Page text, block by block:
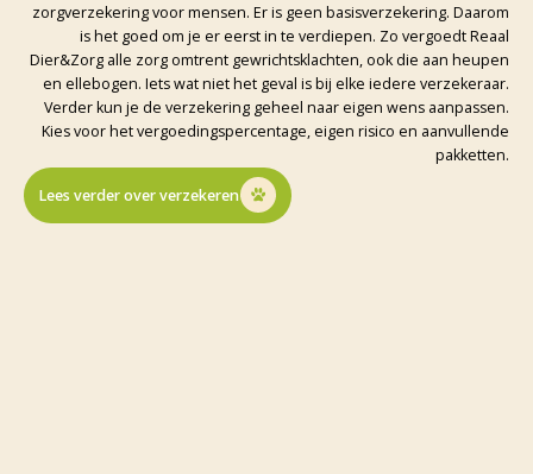
zorgverzekering voor mensen. Er is geen basisverzekering. Daarom
is het goed om je er eerst in te verdiepen. Zo vergoedt Reaal
Dier&Zorg alle zorg omtrent gewrichtsklachten, ook die aan heupen
en ellebogen. Iets wat niet het geval is bij elke iedere verzekeraar.
Verder kun je de verzekering geheel naar eigen wens aanpassen.
Kies voor het vergoedingspercentage, eigen risico en aanvullende
pakketten.
Lees verder over verzekeren